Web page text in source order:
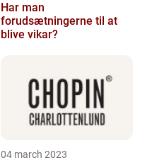
Har man
forudsætningerne til at
blive vikar?
04 march 2023